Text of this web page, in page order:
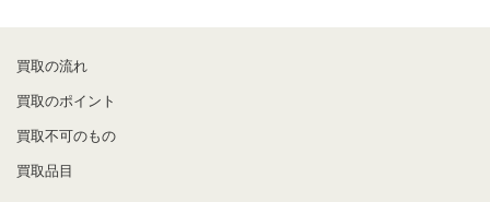
買取の流れ
買取のポイント
買取不可のもの
買取品目